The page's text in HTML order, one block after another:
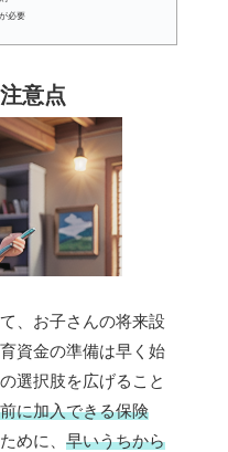
必要
意点
、お子さんの将来設
資金の準備は早く始
選択肢を広げること
に加入できる保険
めに、 早いうちから